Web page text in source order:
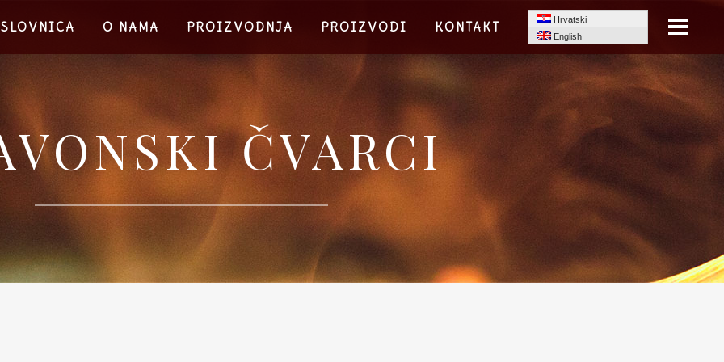
Hrvatski
English
O NAMA PROIZVODNJA PROIZVODI KONTAKT
ČVARCI